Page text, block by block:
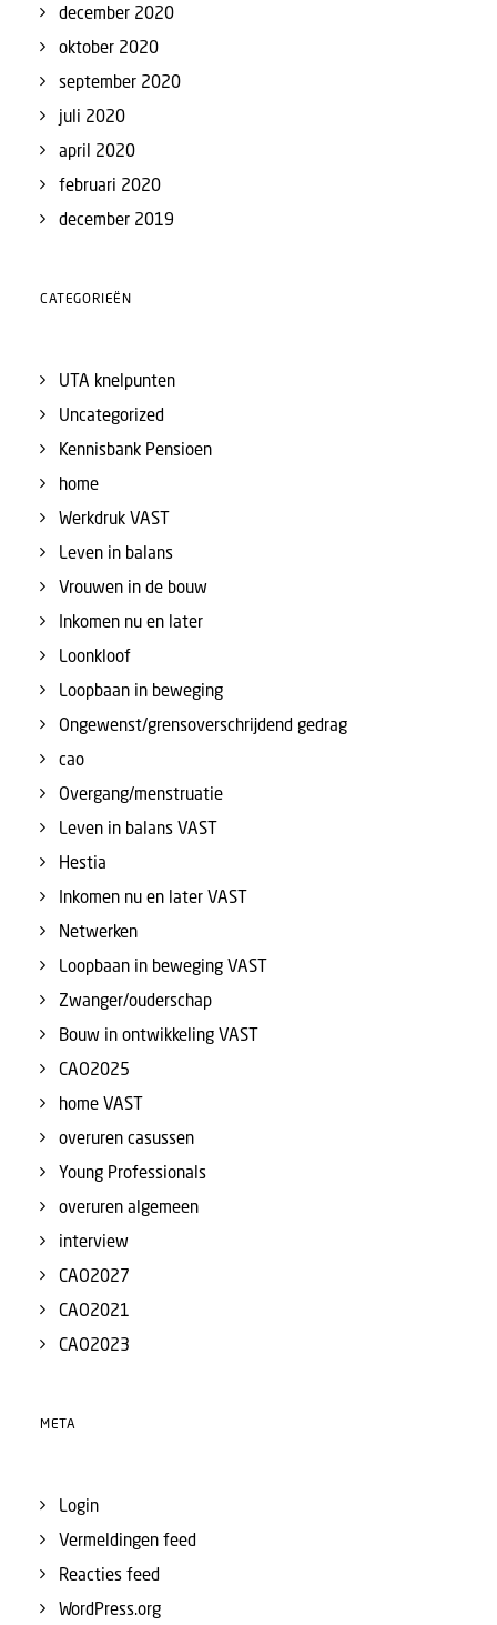
december 2020
oktober 2020
september 2020
juli 2020
april 2020
februari 2020
december 2019
CATEGORIEËN
UTA knelpunten
Uncategorized
Kennisbank Pensioen
home
Werkdruk VAST
Leven in balans
Vrouwen in de bouw
Inkomen nu en later
Loonkloof
Loopbaan in beweging
Ongewenst/grensoverschrijdend gedrag
cao
Overgang/menstruatie
Leven in balans VAST
Hestia
Inkomen nu en later VAST
Netwerken
Loopbaan in beweging VAST
Zwanger/ouderschap
Bouw in ontwikkeling VAST
CAO2025
home VAST
overuren casussen
Young Professionals
overuren algemeen
interview
CAO2027
CAO2021
CAO2023
META
Login
Vermeldingen feed
Reacties feed
WordPress.org